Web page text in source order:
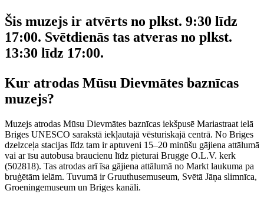
Šis muzejs ir atvērts no plkst. 9:30 līdz
17:00. Svētdienās tas atveras no plkst.
13:30 līdz 17:00.
Kur atrodas Mūsu Dievmātes baznīcas
muzejs?
Muzejs atrodas Mūsu Dievmātes baznīcas iekšpusē Mariastraat ielā
Briges UNESCO sarakstā iekļautajā vēsturiskajā centrā. No Briges
dzelzceļa stacijas līdz tam ir aptuveni 15–20 minūšu gājiena attālumā
vai ar īsu autobusa braucienu līdz pieturai Brugge O.L.V. kerk
(502818). Tas atrodas arī īsa gājiena attālumā no Markt laukuma pa
bruģētām ielām. Tuvumā ir Gruuthusemuseum, Svētā Jāņa slimnīca,
Groeningemuseum un Briges kanāli.